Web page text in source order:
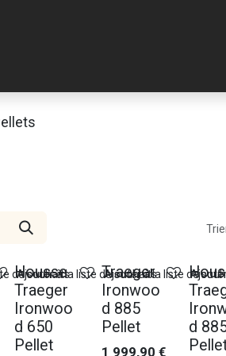
Housse
Traeger
Ironwoo
d 650
Pellet
de souhaits
Traeger
Ironwoo
d 885
Pellet
1 999,90 €
Ajouter à la liste de souhaits
d
Ajouter à la liste de